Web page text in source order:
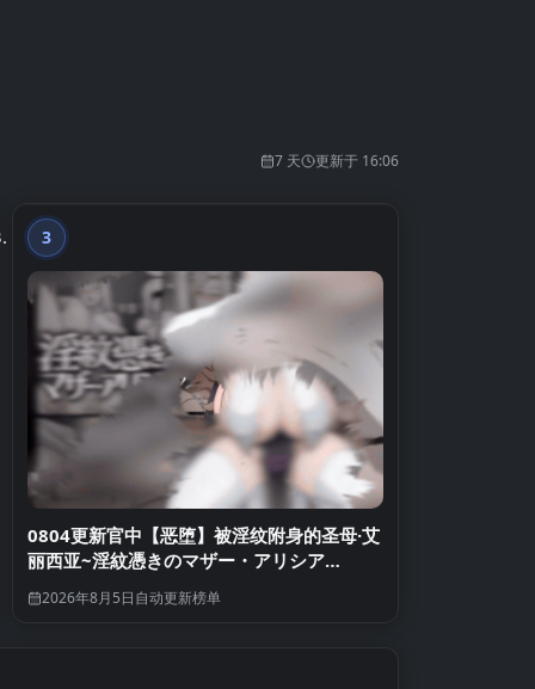
7 天 更新于 16:06
第3名
3
0804更新官中【恶堕】被淫纹附身的圣母·艾
丽西亚~淫紋憑きのマザー・アリシア
2026年8月5日自动更新榜单